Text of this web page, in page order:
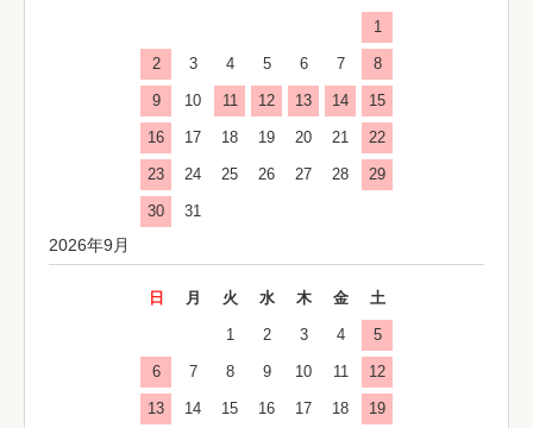
1
2 3 4 5 6 7 8
9 10 11 12 13 14 15
16 17 18 19 20 21 22
23 24 25 26 27 28 29
30 31
2026年9月
日 月 火 水 木 金 土
1 2 3 4 5
6 7 8 9 10 11 12
13 14 15 16 17 18 19